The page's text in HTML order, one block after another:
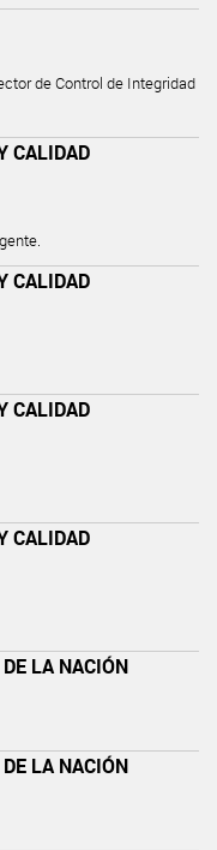
de Control de Integridad
CALIDAD
CALIDAD
CALIDAD
CALIDAD
LA NACIÓN
LA NACIÓN